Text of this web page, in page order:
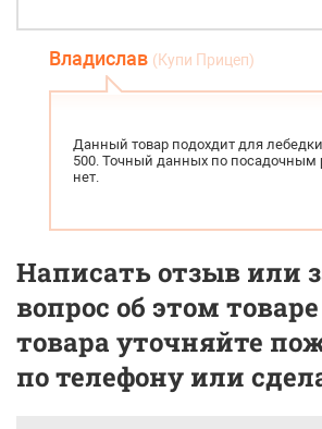
Владислав (Купи Прицеп)
Данный товар подохдит для
500. Точный данных по посадочным
нет.
Написать отзыв или
вопрос об этом
товара уточняйте
по телефону или